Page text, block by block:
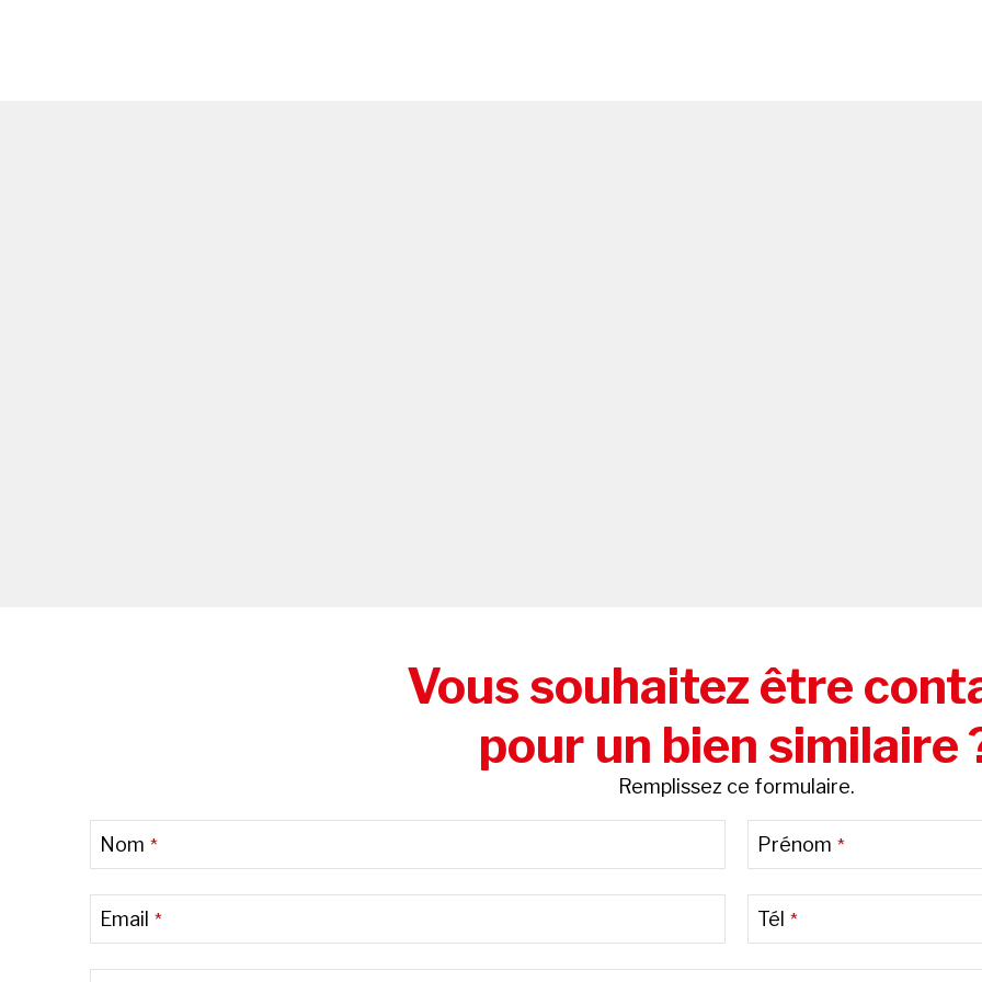
Vous souhaitez être
pour un bien similaire
Remplissez ce formulaire.
Nom * Prénom *
Email * Tél *